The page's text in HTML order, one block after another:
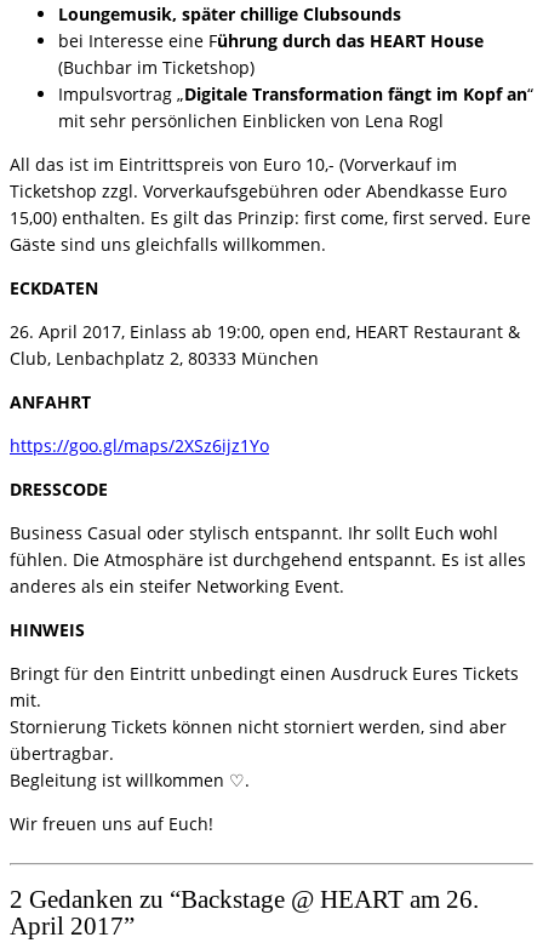
Loungemusik, später chillige Clubsounds
bei Interesse eine Führung durch das HEART House
(Buchbar im Ticketshop)
Impulsvortrag „Digitale Transformation fängt im Kopf an“
mit sehr persönlichen Einblicken von Lena Rogl
All das ist im Eintrittspreis von Euro 10,- (Vorverkauf im
Ticketshop zzgl. Vorverkaufsgebühren oder Abendkasse Euro
15,00) enthalten. Es gilt das Prinzip: first come, first served. Eure
Gäste sind uns gleichfalls willkommen.
ECKDATEN
26. April 2017, Einlass ab 19:00, open end, HEART Restaurant &
Club, Lenbachplatz 2, 80333 München
ANFAHRT
https://goo.gl/maps/2XSz6ijz1Yo
DRESSCODE
Business Casual oder stylisch entspannt. Ihr sollt Euch wohl
fühlen. Die Atmosphäre ist durchgehend entspannt. Es ist alles
anderes als ein steifer Networking Event.
HINWEIS
Bringt für den Eintritt unbedingt einen Ausdruck Eures Tickets
mit.
Stornierung Tickets können nicht storniert werden, sind aber
übertragbar.
Begleitung ist willkommen ♡.
Wir freuen uns auf Euch!
2 Gedanken zu “Backstage @ HEART am 26.
April 2017”